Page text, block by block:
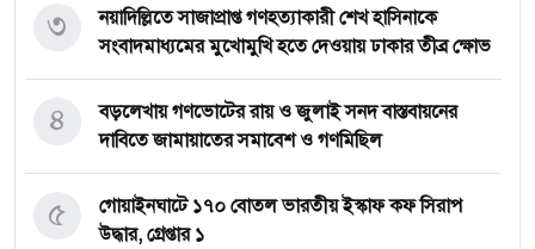
নয়াদিল্লিতে সাজাপ্রাপ্ত গণহত্যাকারী শেখ হাসিনাকে
সংবাদমাধ্যমের মুখোমুখি হতে দেওয়ায় ঢাকার তীব্র ক্ষোভ
৩
বড়লেখায় গণভোটের রায় ও জুলাই সনদ বাস্তবায়নের
দাবিতে জামায়াতের সমাবেশ ও গণমিছিল
৪
গোয়াইনঘাটে ১৭০ বোতল ভারতীয় ইস্কাফ কফ সিরাপ
উদ্ধার, গ্রেপ্তার ১
৫